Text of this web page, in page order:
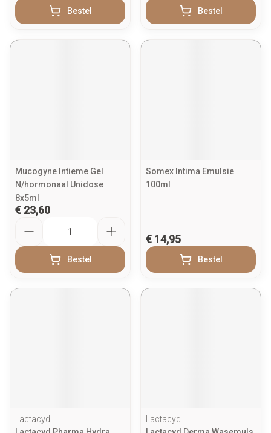
Bestel Bestel
Mucogyne Intieme Gel
N/hormonaal Unidose
8x5ml
€ 23,60
Bestel
Somex Intima Emulsie
100ml
€ 14,95
Bestel
Lactacyd
Lactacyd